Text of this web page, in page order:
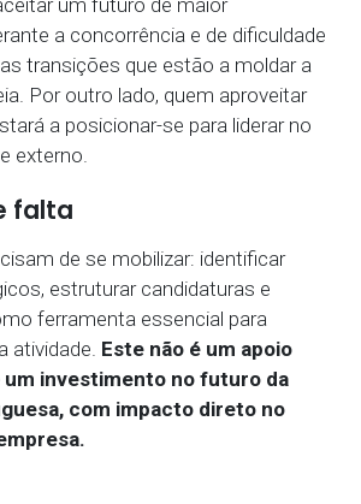
um futuro de maior
a concorrência e de dificuldade
transições que estão a moldar a
Por outro lado, quem aproveitar
a posicionar-se para liderar no
externo.
falta
de se mobilizar: identificar
estruturar candidaturas e
ferramenta essencial para
atividade. Este não é um apoio
um investimento no futuro da
com impacto direto no